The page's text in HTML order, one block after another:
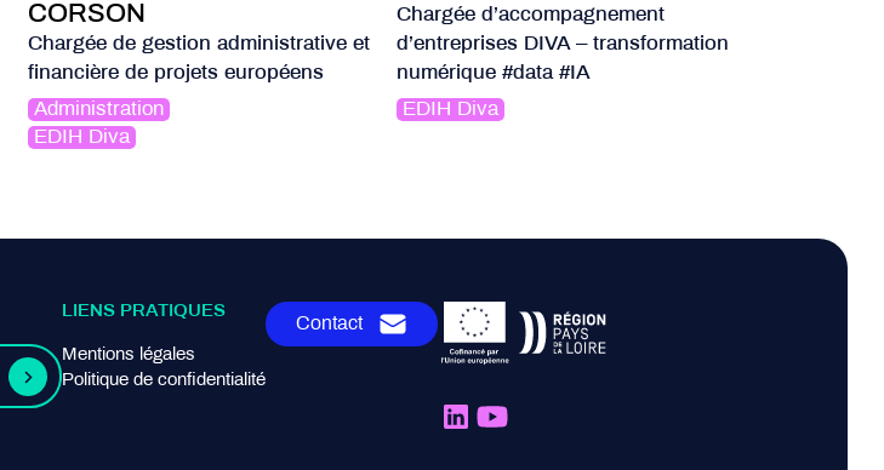
CORSON
Chargée de gestion administrative et
financière de projets européens
Administration
EDIH Diva
Chargée d’accompagnement
d’entreprises DIVA – transformation
numérique #data #IA
EDIH Diva
LIENS PRATIQUES
Mentions légales
Politique de confidentialité
Contact